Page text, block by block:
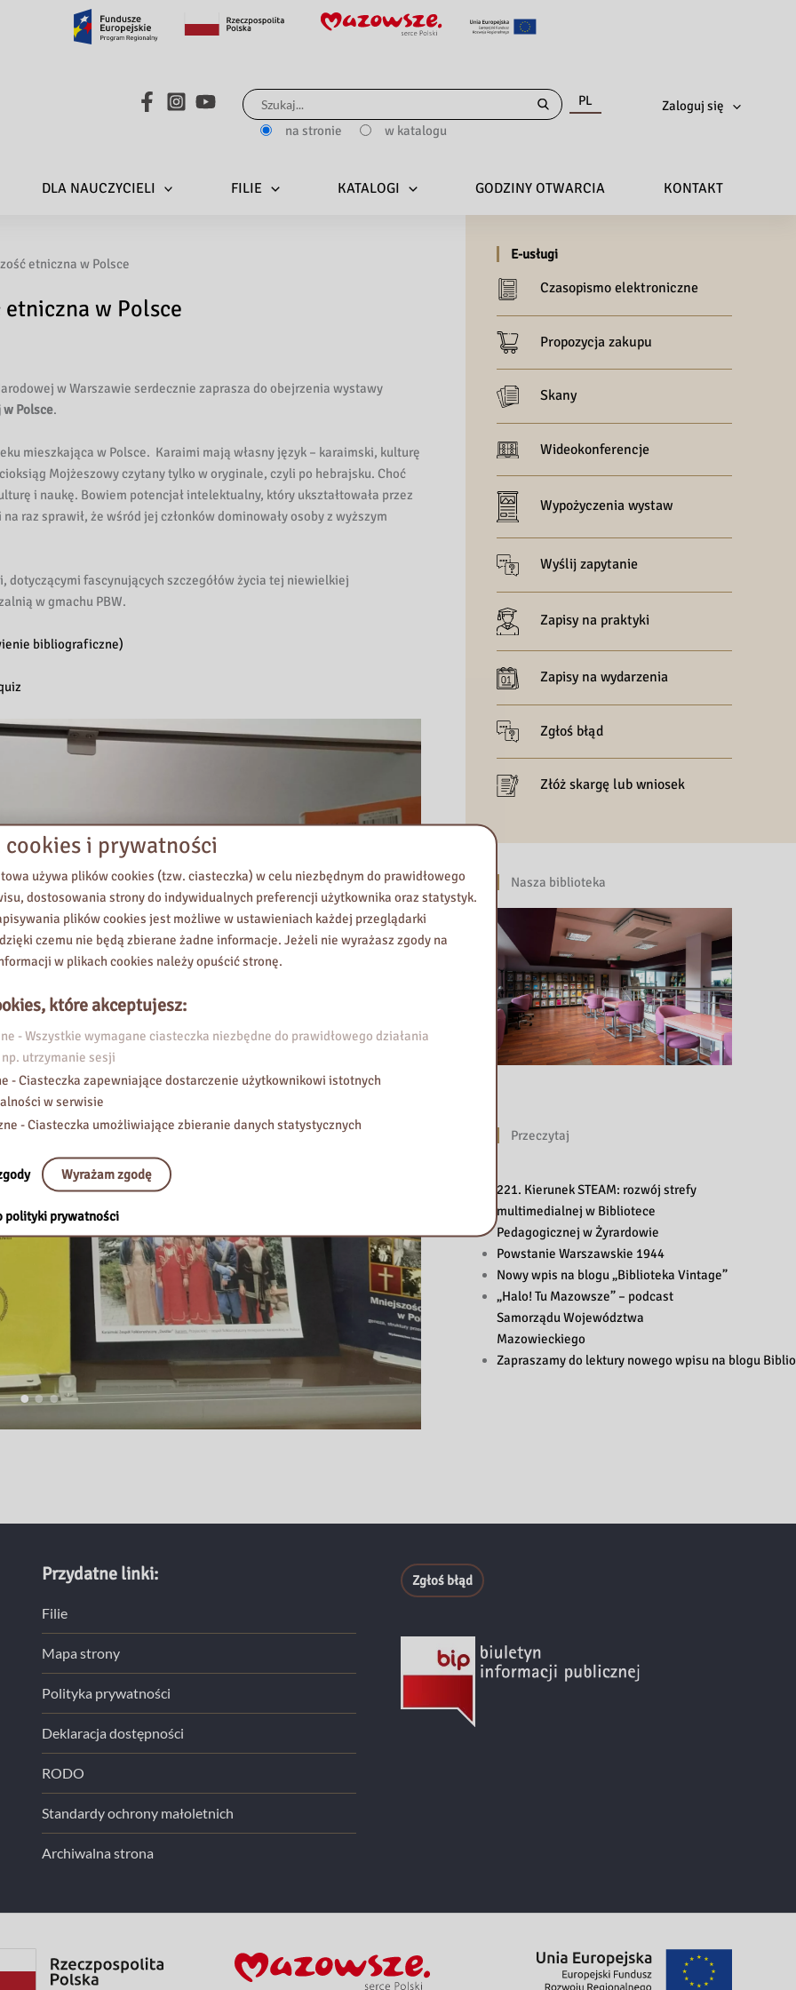
Search...
na stronie
w katalogu
PL Zaloguj się
DLA NAUCZYCIELI FILIE KATALOGI GODZINY OTWARCIA KONTAKT
etniczna w Polsce
w Polsce
w Warszawie serdecznie zaprasza do obejrzenia wystawy
Polsce.
mieszkająca w Polsce. Karaimi mają własny język – karaimski, kulturę
Mojżeszowy czytany tylko w oryginale, czyli po hebrajsku. Choć
i naukę. Bowiem potencjał intelektualny, który ukształtowała przez
raz sprawił, że wśród jej członków dominowały osoby z wyższym
dotyczącymi fascynujących szczegółów życia tej niewielkiej
w gmachu PBW.
bibliograficzne)
E-usługi
Czasopismo elektroniczne
Propozycja zakupu
Skany
Wideokonferencje
Wypożyczenia wystaw
Wyślij zapytanie
Zapisy na praktyki
Zapisy na wydarzenia
Zgłoś błąd
Złóż skargę lub wniosek
Nasza biblioteka
Przeczytaj
221. Kierunek STEAM: rozwój strefy
multimedialnej w Bibliotece
Pedagogicznej w Żyrardowie
Powstanie Warszawskie 1944
Nowy wpis na blogu „Biblioteka Vintage”
„Halo! Tu Mazowsze” – podcast
Samorządu Województwa
Mazowieckiego
Zapraszamy do lektury nowego wpisu na blogu
Przydatne linki:
Filie
Mapa strony
Polityka prywatności
Deklaracja dostępności
RODO
Standardy ochrony małoletnich
Archiwalna strona
Zgłoś błąd
i prywatności
używa plików cookies (tzw. ciasteczka) w celu niezbędnym do prawidłowego
dostosowania strony do indywidualnych preferencji użytkownika oraz statystyk.
plików cookies jest możliwe w ustawieniach każdej przeglądarki
czemu nie będą zbierane żadne informacje. Jeżeli nie wyrażasz zgody na
w plikach cookies należy opuścić stronę.
które akceptujesz:
- Wszystkie wymagane ciasteczka niezbędne do prawidłowego działania
utrzymanie sesji
- Ciasteczka zapewniające dostarczenie użytkownikowi istotnych
w serwisie
- Ciasteczka umożliwiające zbieranie danych statystycznych
Wyrażam zgodę
polityki prywatności